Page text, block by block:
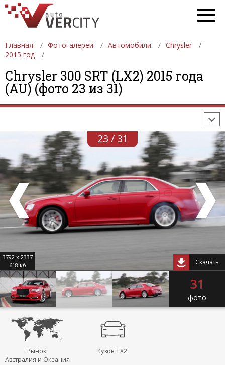
Главная Фотогалереи Автомобили
Chrysler
2015 год
Chrysler 300 SRT (LX2) 2015 года
(AU) (фото 23 из 31)
ФОТОГАЛЕРЕИ АВТОМОБИЛИ
ДЕВУШКИ
АВТОСАЛОНЫ
ФОРМУЛА-1
23 / 31
3792 x 2337
618 кб
Скачать
31
фото
Рынок:
Австралия и Океания
Кузов: LX2